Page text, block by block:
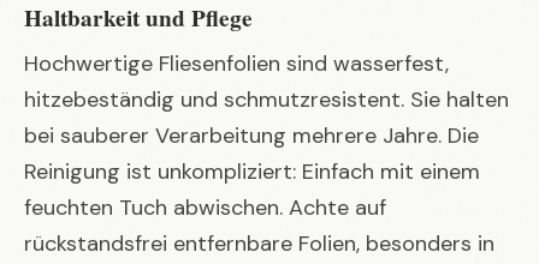
Haltbarkeit und Pflege
Hochwertige Fliesenfolien sind wasserfest,
hitzebeständig und schmutzresistent. Sie halten
bei sauberer Verarbeitung mehrere Jahre. Die
Reinigung ist unkompliziert: Einfach mit einem
feuchten Tuch abwischen. Achte auf
rückstandsfrei entfernbare Folien, besonders in